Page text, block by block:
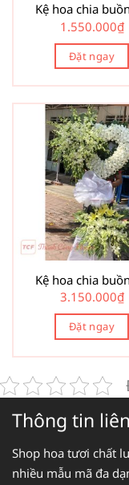
Kệ hoa chia
1.550.000₫
Đặt ngay
Kệ hoa chia
3.150.000₫
Đặt ngay
Thông tin
Shop hoa tươi chất
nhiều mẫu mã đa